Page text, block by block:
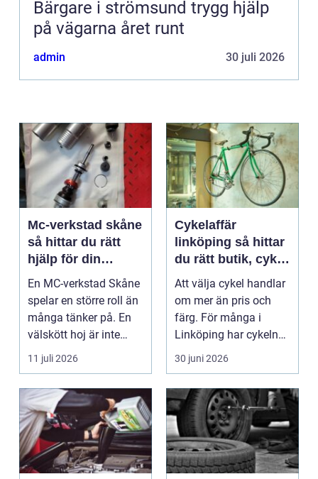
Bärgare i strömsund trygg hjälp
på vägarna året runt
admin 30 juli 2026
Mc-verkstad skåne
så hittar du rätt
hjälp för din
motorcykel
En MC-verkstad Skåne
spelar en större roll än
många tänker på. En
välskött hoj är inte
bara en fråga...
11 juli 2026
Cykelaffär
linköping så hittar
du rätt butik, cykel
och service
Att välja cykel handlar
om mer än pris och
färg. För många i
Linköping har cykeln
blivit en viktig d...
30 juni 2026